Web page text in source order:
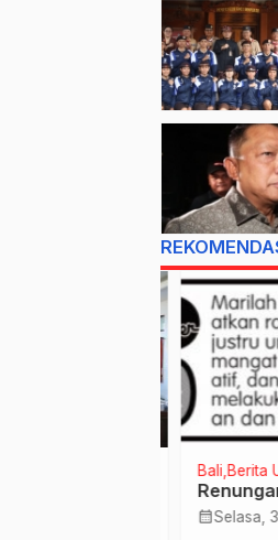
Bali Berita
Renungan
Selasa, 30